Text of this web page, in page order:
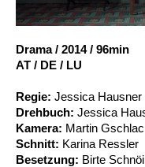
Drama / 2014 / 96min
AT / DE / LU
Regie: Jessica Hausner
Drehbuch: Jessica
Kamera: Martin
Schnitt: Karina Ressler
Besetzung: Birte